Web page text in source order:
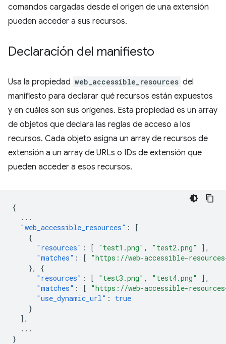
comandos cargadas desde el origen de una extensión
pueden acceder a sus recursos.
Declaración del manifiesto
Usa la propiedad web_accessible_resources del
manifiesto para declarar qué recursos están expuestos
y en cuáles son sus orígenes. Esta propiedad es un array
de objetos que declara las reglas de acceso a los
recursos. Cada objeto asigna un array de recursos de
extensión a un array de URLs o IDs de extensión que
pueden acceder a esos recursos.
{
...
"web_accessible_resources" :
[
{
"resources" : [ "test1.png" , "test2.png"
],
"matches" : [
"https://web-accessible-
},
{
"resources" : [ "test3.png" , "test4.png"
],
"matches" : [
"https://web-accessible-
"use_dynamic_url" :
true
}
],
...
}